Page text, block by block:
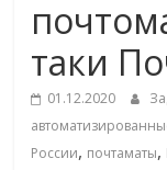
таки
01.12.2020
России, почтаматы,